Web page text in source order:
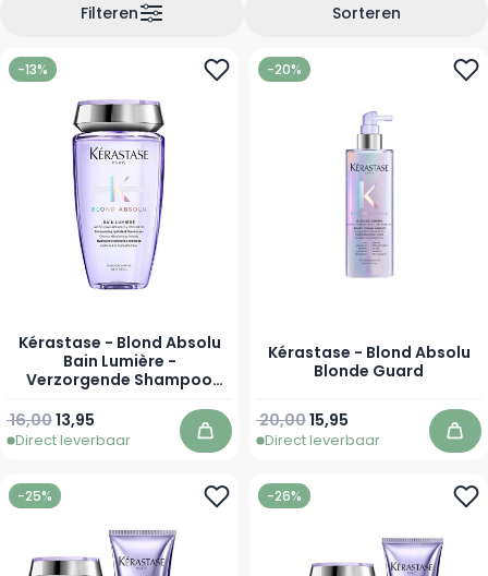
Sorteren
Filteren
-13%
Kérastase - Blond Absolu
Bain Lumière -
Verzorgende Shampoo
Vanaf
13,95
Normale prijs
16,00
Direct leverbaar In winkelwagen
-20%
Kérastase - Blond Absolu
Blonde Guard
Vanaf
15,95
Normale prijs
20,00
Direct leverbaar In
-25% -26%